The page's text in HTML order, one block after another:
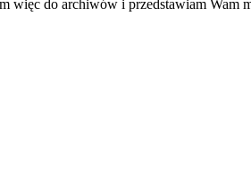
więc do archiwów i przedstawiam